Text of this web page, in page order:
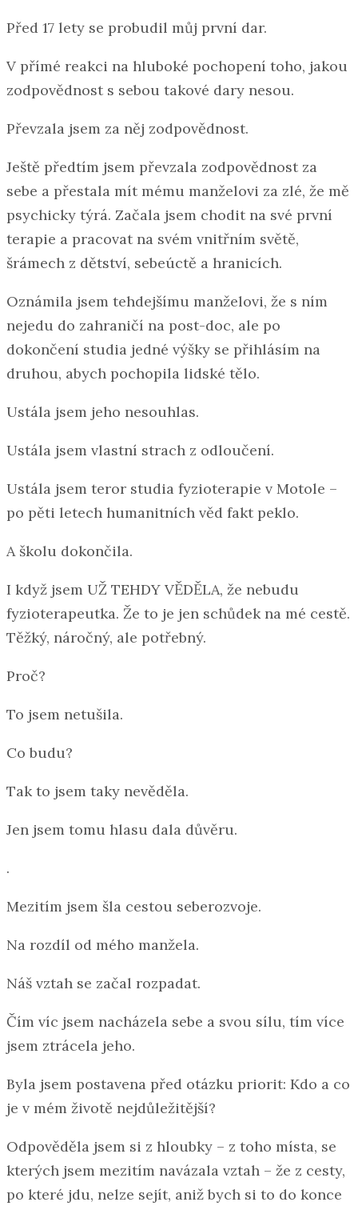
Před 17 lety se probudil můj první dar.
V přímé reakci na hluboké pochopení toho, jakou
zodpovědnost s sebou takové dary nesou.
Převzala jsem za něj zodpovědnost.
Ještě předtím jsem převzala zodpovědnost za
sebe a přestala mít mému manželovi za zlé, že mě
psychicky týrá. Začala jsem chodit na své první
terapie a pracovat na svém vnitřním světě,
šrámech z dětství, sebeúctě a hranicích.
Oznámila jsem tehdejšímu manželovi, že s ním
nejedu do zahraničí na post-doc, ale po
dokončení studia jedné výšky se přihlásím na
druhou, abych pochopila lidské tělo.
Ustála jsem jeho nesouhlas.
Ustála jsem vlastní strach z odloučení.
Ustála jsem teror studia fyzioterapie v Motole –
po pěti letech humanitních věd fakt peklo.
A školu dokončila.
I když jsem UŽ TEHDY VĚDĚLA, že nebudu
fyzioterapeutka. Že to je jen schůdek na mé cestě.
Těžký, náročný, ale potřebný.
Proč?
To jsem netušila.
Co budu?
Tak to jsem taky nevěděla.
Jen jsem tomu hlasu dala důvěru.
.
Mezitím jsem šla cestou seberozvoje.
Na rozdíl od mého manžela.
Náš vztah se začal rozpadat.
Čím víc jsem nacházela sebe a svou sílu, tím více
jsem ztrácela jeho.
Byla jsem postavena před otázku priorit: Kdo a co
je v mém životě nejdůležitější?
Odpověděla jsem si z hloubky – z toho místa, se
kterých jsem mezitím navázala vztah – že z cesty,
po které jdu, nelze sejít, aniž bych si to do konce